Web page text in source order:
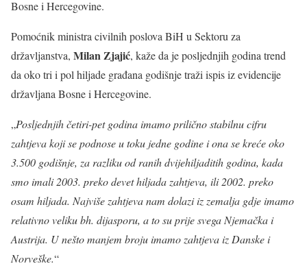
Bosne i Hercegovine.
Pomoćnik ministra civilnih poslova BiH u Sektoru za
državljanstva, Milan Zjajić, kaže da je posljednjih godina trend
da oko tri i pol hiljade građana godišnje traži ispis iz evidencije
državljana Bosne i Hercegovine.
„Posljednjih četiri-pet godina imamo prilično stabilnu cifru
zahtjeva koji se podnose u toku jedne godine i ona se kreće oko
3.500 godišnje, za razliku od ranih dvijehiljaditih godina, kada
smo imali 2003. preko devet hiljada zahtjeva, ili 2002. preko
osam hiljada. Najviše zahtjeva nam dolazi iz zemalja gdje imamo
relativno veliku bh. dijasporu, a to su prije svega Njemačka i
Austrija. U nešto manjem broju imamo zahtjeva iz Danske i
Norveške.“